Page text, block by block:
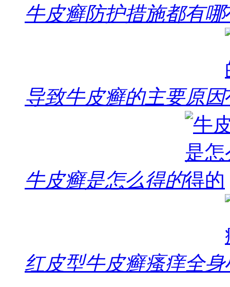
牛皮癣防护措施都有哪
导致牛皮癣的主要原因
牛皮癣是怎么得的
红皮型牛皮癣瘙痒全身